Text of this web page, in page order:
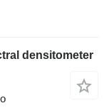
densitometer